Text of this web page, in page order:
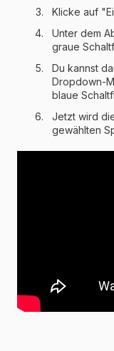
Klicke auf
Unter dem
graue
Du kannst
Dropdown-
blaue
Jetzt wird
gewählten